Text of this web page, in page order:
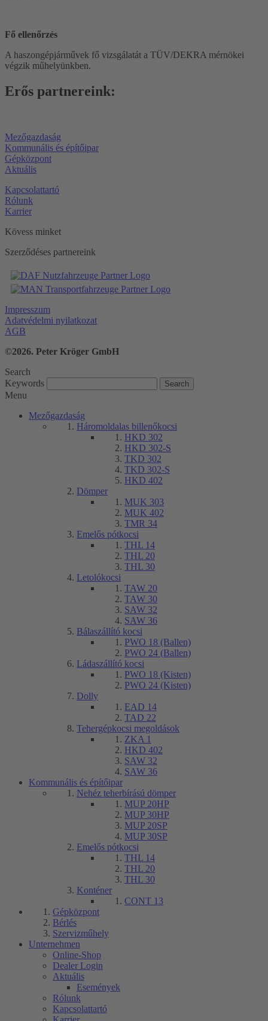
Fő ellenőrzés
A haszongépjárművek fő vizsgálatát a TÜV/DEKRA mérnökei
végzik műhelyünkben.
Erős partnereink:
Mezőgazdaság
Kommunális és építőipar
Gépközpont
Aktuális
Kapcsolattartó
Rólunk
Karrier
Kövess minket
Szerződéses partnereink
Impresszum
Adatvédelmi nyilatkozat
AGB
©2026. Peter Kröger GmbH
Search
Keywords
Menu
Mezőgazdaság
Háromoldalas billenőkocsi
HKD 302
HKD 302-S
TKD 302
TKD 302-S
HKD 402
Dömper
MUK 303
MUK 402
TMR 34
Emelős pótkocsi
THL 14
THL 20
THL 30
Letolókocsi
TAW 20
TAW 30
SAW 32
SAW 36
Bálaszállító kocsi
PWO 18 (Ballen)
PWO 24 (Ballen)
Ládaszállító kocsi
PWO 18 (Kisten)
PWO 24 (Kisten)
Dolly
EAD 14
TAD 22
Tehergépkocsi megoldások
ZKA 1
HKD 402
SAW 32
SAW 36
Kommunális és építőipar
Nehéz teherbírású dömper
MUP 20HP
MUP 30HP
MUP 20SP
MUP 30SP
Emelős pótkocsi
THL 14
THL 20
THL 30
Konténer
CONT 13
Gépközpont
Bérlés
Szervizműhely
Unternehmen
Online-Shop
Dealer Login
Aktuális
Események
Rólunk
Kapcsolattartó